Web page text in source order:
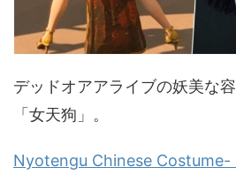
デッドオアアライブの妖美な
「女天狗」。
Nyotengu Chinese Costume-